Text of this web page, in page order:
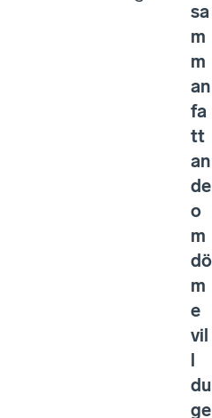
sa
m
m
an
fa
tt
an
de
o
m
dö
m
e
vil
l
du
ge